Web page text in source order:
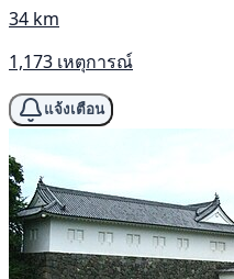
34 km
1,173 เหตุการณ์
แจ้งเตือน